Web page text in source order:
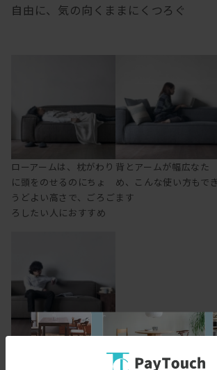
自由に、気の向くままにくつろぐ
ローアームは、枕がわり
に頭をのせるのにちょ
うどよい高さで、ごろご
ろしたい人におすすめ
背とアームが幅広なた
め、こんな使い方もでき
ます